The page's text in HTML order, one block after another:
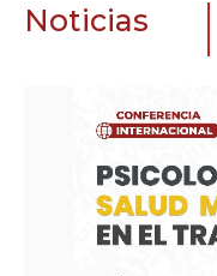
Noticias